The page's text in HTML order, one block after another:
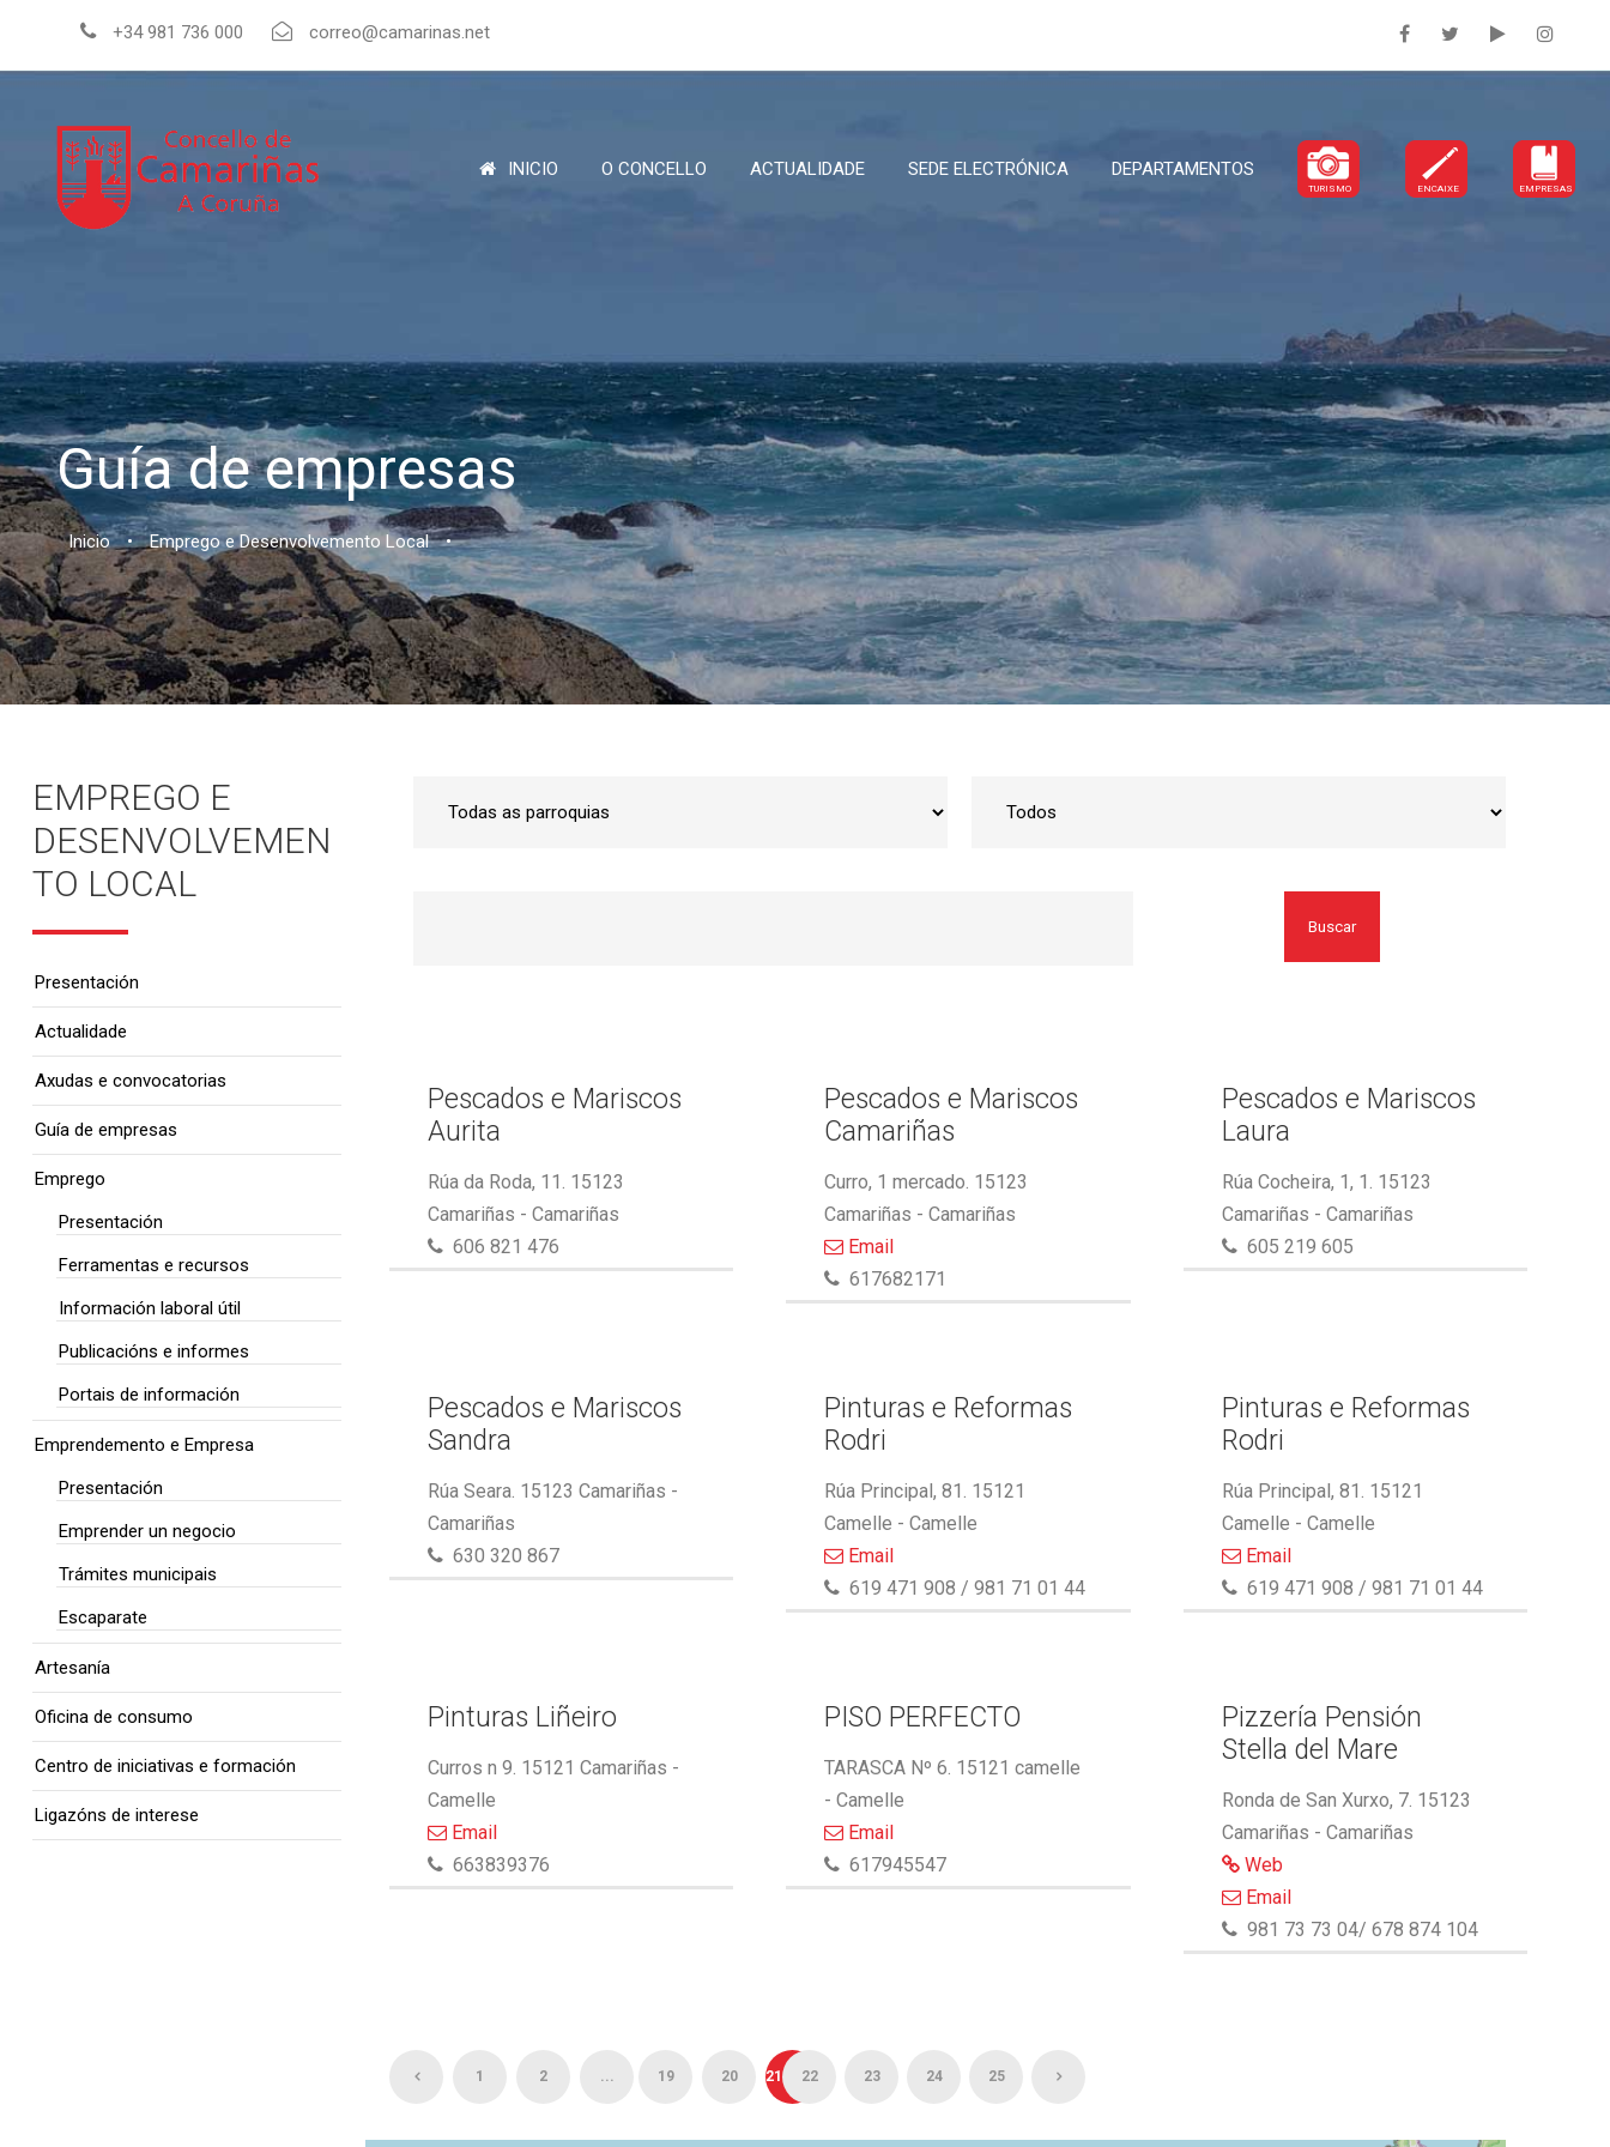
+34 981 736 000 correo@camarinas.net
INICIO O CONCELLO ACTUALIDADE SEDE ELECTRÓNICA DEPARTAMENTOS
TURISMO ENCAIXE EMPRESAS
Guía de empresas
Inicio • Emprego e Desenvolvemento Local •
Buscar
Pescados e Mariscos
Aurita
Rúa da Roda, 11. 15123
Camariñas - Camariñas
606 821 476
Pescados e Mariscos
Camariñas
Curro, 1 mercado. 15123
Camariñas - Camariñas
Email
617682171
Pescados e Mariscos
Laura
Rúa Cocheira, 1, 1. 15123
Camariñas - Camariñas
605 219 605
Pescados e Mariscos
Sandra
Rúa Seara. 15123 Camariñas -
Camariñas
630 320 867
Pinturas e Reformas
Rodri
Rúa Principal, 81. 15121
Camelle - Camelle
Email
619 471 908 / 981 71 01 44
Pinturas e Reformas
Rodri
Rúa Principal, 81. 15121
Camelle - Camelle
Email
619 471 908 / 981 71 01 44
Pinturas Liñeiro
Curros n 9. 15121 Camariñas -
Camelle
Email
663839376
PISO PERFECTO
TARASCA Nº 6. 15121 camelle
- Camelle
Email
617945547
Pizzería Pensión
Stella del Mare
Ronda de San Xurxo, 7. 15123
Camariñas - Camariñas
Web
Email
981 73 73 04/ 678 874 104
1 2 ... 19 20 21 22 23 24 25
EMPREGO E
DESENVOLVEMEN
TO LOCAL
Presentación
Actualidade
Axudas e convocatorias
Guía de empresas
Emprego
Presentación
Ferramentas e recursos
Información laboral útil
Publicacións e informes
Portais de información
Emprendemento e Empresa
Presentación
Emprender un negocio
Trámites municipais
Escaparate
Artesanía
Oficina de consumo
Centro de iniciativas e formación
Ligazóns de interese